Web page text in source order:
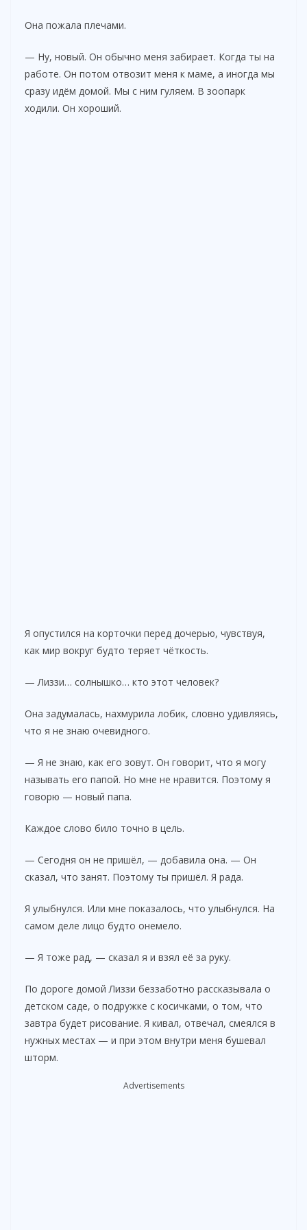
Она пожала плечами.
— Ну, новый. Он обычно меня забирает. Когда ты на
работе. Он потом отвозит меня к маме, а иногда мы
сразу идём домой. Мы с ним гуляем. В зоопарк
ходили. Он хороший.
Я опустился на корточки перед дочерью, чувствуя,
как мир вокруг будто теряет чёткость.
— Лиззи… солнышко… кто этот человек?
Она задумалась, нахмурила лобик, словно удивляясь,
что я не знаю очевидного.
— Я не знаю, как его зовут. Он говорит, что я могу
называть его папой. Но мне не нравится. Поэтому я
говорю — новый папа.
Каждое слово било точно в цель.
— Сегодня он не пришёл, — добавила она. — Он
сказал, что занят. Поэтому ты пришёл. Я рада.
Я улыбнулся. Или мне показалось, что улыбнулся. На
самом деле лицо будто онемело.
— Я тоже рад, — сказал я и взял её за руку.
По дороге домой Лиззи беззаботно рассказывала о
детском саде, о подружке с косичками, о том, что
завтра будет рисование. Я кивал, отвечал, смеялся в
нужных местах — и при этом внутри меня бушевал
шторм.
Advertisements